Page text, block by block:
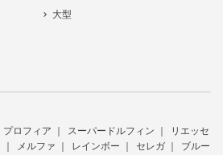
大型
プロフィア スーパードルフィン
リエッセ
メルファ レインボー セレガ
ブルー